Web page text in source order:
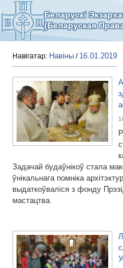
Беларускі
(Беларуская
Навігатар: Навіны / 16.01.2019
Задачай будаўнікоў стала
ўнікальнага помніка
выдаткоўваліся з фонду
мастацтва.